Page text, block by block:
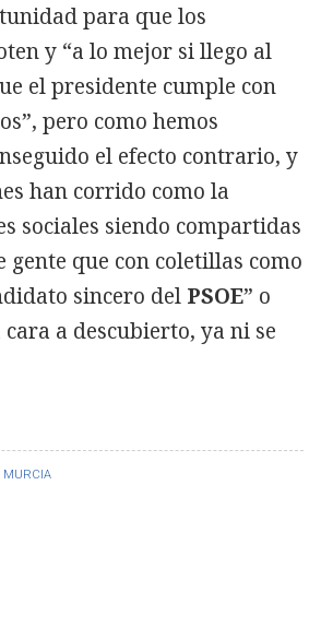
MURCIA
para que los
y “a lo mejor si llego al
el presidente cumple con
pero como hemos
el efecto contrario, y
han corrido como la
sociales siendo compartidas
que con coletillas como
sincero del PSOE” o
a descubierto, ya ni se